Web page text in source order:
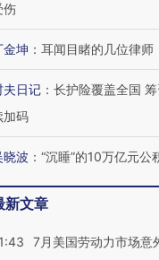
跨国走私7万
尿检体内含3种
度Z世代 用街
育部长拱下台
最热百城独占
如何熬过48°C
38岁梅西上
伤
金坤 ： 耳闻目睹的几位律师
夫日记 ： 长护险覆盖全国
加码
晓波 ： “沉睡”的10万亿元公
新文章
7月美国劳动力市场意